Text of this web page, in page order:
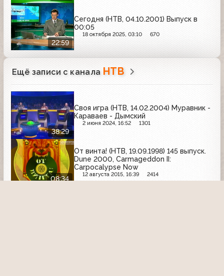
22:59
Сегодня (НТВ, 04.10.2001) Выпуск в
00:05
18 октября 2025, 03:10 670
Ещё записи с канала НТВ
38:29
Своя игра (НТВ, 14.02.2004) Муравник -
Караваев - Дымский
2 июня 2024, 16:52 1301
08:34
От винта! (НТВ, 19.09.1998) 145 выпуск.
Dune 2000, Carmageddon II:
Carpocalypse Now
12 августа 2015, 16:39 2414